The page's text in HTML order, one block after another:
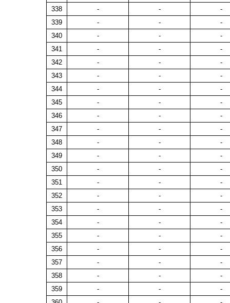
338
- -
-
339
- -
-
340
- -
-
341
- -
-
342
- -
-
343
- -
-
344
- -
-
345
- -
-
346
- -
-
347
- -
-
348
- -
-
349
- -
-
350
- -
-
351
- -
-
352
- -
-
353
- -
-
354
- -
-
355
- -
-
356
- -
-
357
- -
-
358
- -
-
359
- -
-